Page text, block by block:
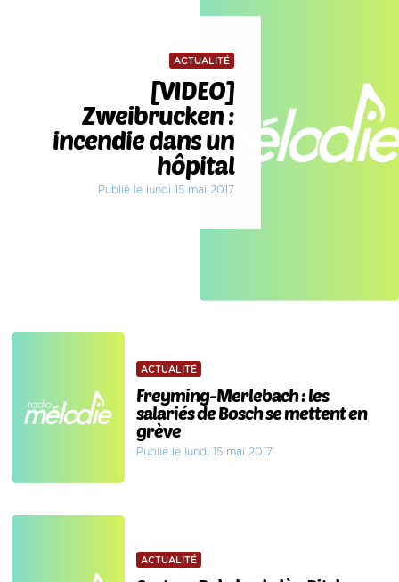
ACTUALITÉ
[VIDEO]
Zweibrucken :
incendie dans un
hôpital
Publié le lundi 15 mai 2017
ACTUALITÉ
Freyming-Merlebach : les
salariés de Bosch se mettent en
grève
Publié le lundi 15 mai 2017
ACTUALITÉ